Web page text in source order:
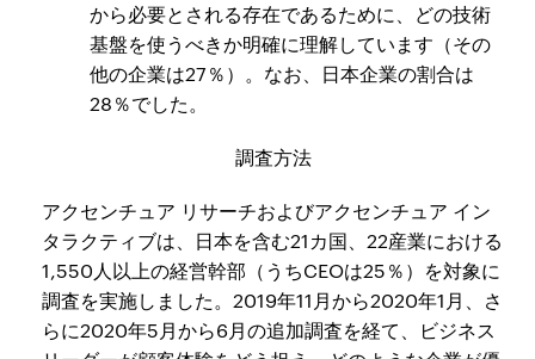
から必要とされる存在であるために、どの技術
基盤を使うべきか明確に理解しています（その
他の企業は27％）。なお、日本企業の割合は
28％でした。
調査方法
アクセンチュア リサーチおよびアクセンチュア イン
タラクティブは、日本を含む21カ国、22産業における
1,550人以上の経営幹部（うちCEOは25％）を対象に
調査を実施しました。2019年11月から2020年1月、さ
らに2020年5月から6月の追加調査を経て、ビジネス